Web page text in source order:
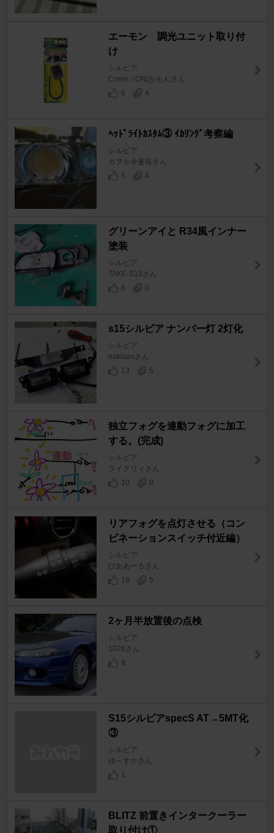
エーモン 調光ユニット取り付
け
シルビア
Come☆ON(かもんさん
6
4
ﾍｯﾄﾞﾗｲﾄｶｽﾀﾑ③ ｲｶﾘﾝｸﾞ考察編
シルビア
カヲル＠蒼苺さん
5
4
グリーンアイと R34風インナー
塗装
シルビア
TAKE-S15さん
6
0
s15シルビア ナンバー灯 2灯化
シルビア
nakisanさん
13
5
独立フォグを連動フォグに加工
する。(完成)
シルビア
ライクリィさん
10
0
リアフォグを点灯させる（コン
ビネーションスイッチ付近編）
シルビア
びああーるさん
16
5
2ヶ月半放置後の点検
シルビア
1026さん
9
S15シルビアspecS AT→5MT化
③
シルビア
ゆ～すケさん
1
BLITZ 前置きインタークーラー
取り付け①